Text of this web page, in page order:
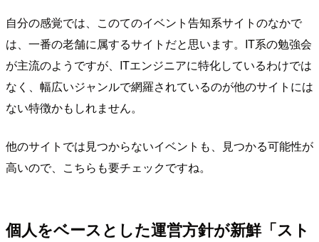
自分の感覚では、このてのイベント告知系サイトのなかで
は、一番の老舗に属するサイトだと思います。IT系の勉強会
が主流のようですが、ITエンジニアに特化しているわけでは
なく、幅広いジャンルで網羅されているのが他のサイトには
ない特徴かもしれません。
他のサイトでは見つからないイベントも、見つかる可能性が
高いので、こちらも要チェックですね。
個人をベースとした運営方針が新鮮「スト